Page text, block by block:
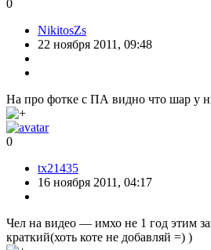
0
NikitosZs
22 ноября 2011, 09:48
На про фотке с ПА видно что шар у
0
tx21435
16 ноября 2011, 04:17
Чел на видео — имхо не 1 год этим
краткий(хоть коте не добавляй =) )